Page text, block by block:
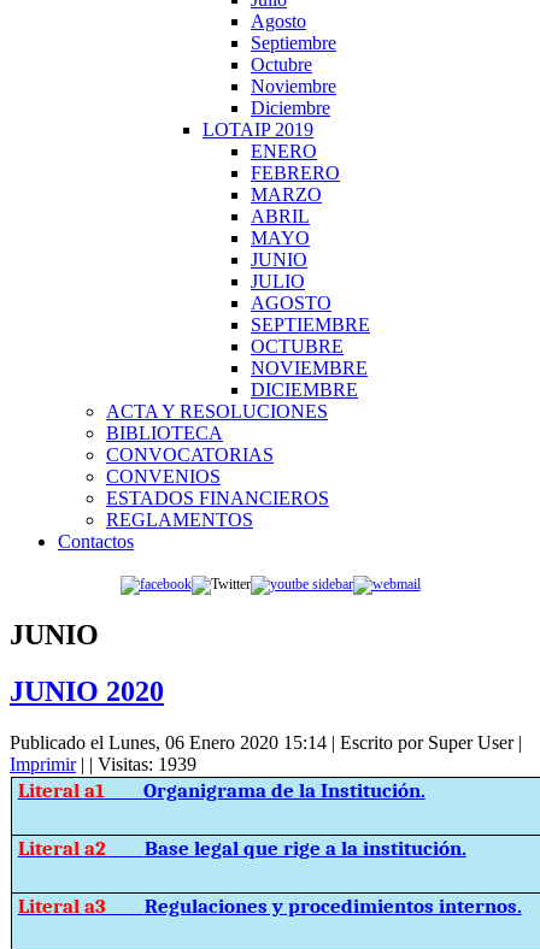
Agosto
Septiembre
Octubre
Noviembre
Diciembre
LOTAIP 2019
ENERO
FEBRERO
MARZO
ABRIL
MAYO
JUNIO
JULIO
AGOSTO
SEPTIEMBRE
OCTUBRE
NOVIEMBRE
DICIEMBRE
ACTA Y RESOLUCIONES
BIBLIOTECA
CONVOCATORIAS
CONVENIOS
ESTADOS FINANCIEROS
REGLAMENTOS
Contactos
JUNIO
JUNIO 2020
Publicado el Lunes, 06 Enero 2020 15:14 | Escrito por Super User|
Imprimir| | Visitas: 1939
Literal a1 Organigrama de la Institución.
Literal a2 Base legal que rige a la institución.
Literal a3 Regulaciones y procedimientos internos.